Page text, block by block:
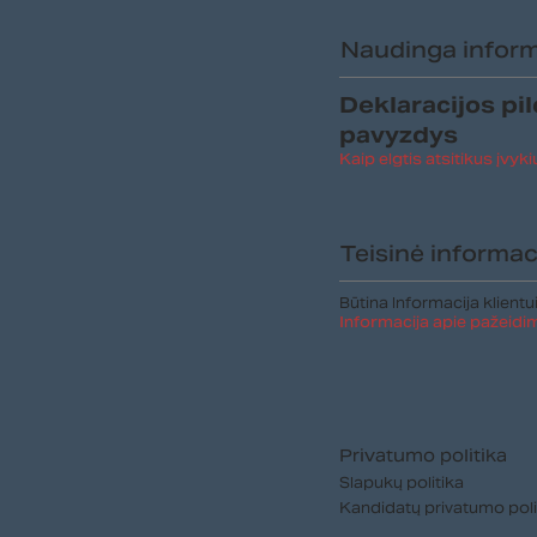
Įspėja apie naują
sukčiavimo modelį –
fiktyvius vežėjus
Naudinga
Deklaracijos
pavyzdys
Kaip elgtis atsitikus
Teisinė
Būtina Informacija klientui
Informacija apie
Privatumo politika
Slapukų politika
Kandidatų privatumo